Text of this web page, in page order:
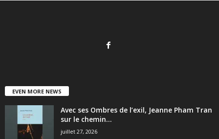
EVEN MORE NEWS
Avec ses Ombres de l’exil, Jeanne Pham Tran
sur le chemin...
juillet 27, 2026